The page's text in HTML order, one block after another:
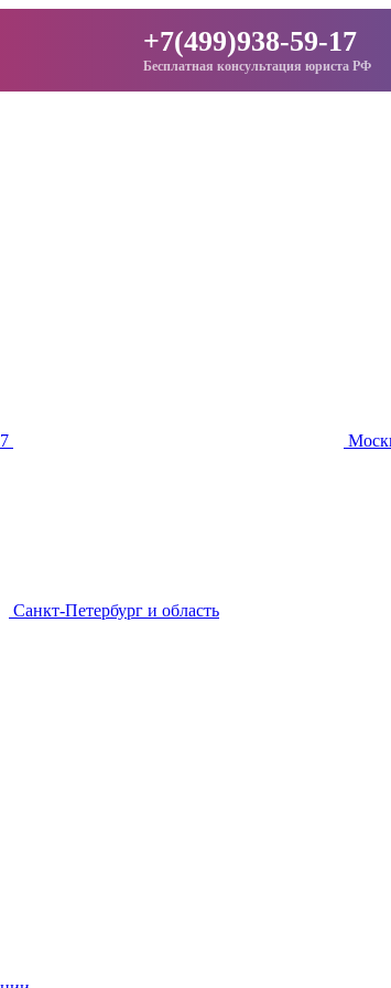
+7(499)938-59-17
Бесплатная консультация юриста РФ
Санкт-Петербург и область